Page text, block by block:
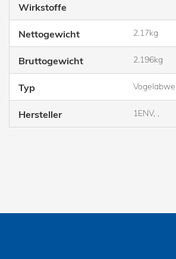
Wirkstoffe
Nettogewicht 2.17kg
Bruttogewicht 2.196kg
Typ
Hersteller 1ENV, ,